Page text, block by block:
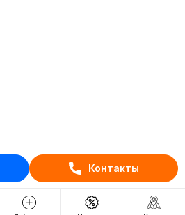
Контакты